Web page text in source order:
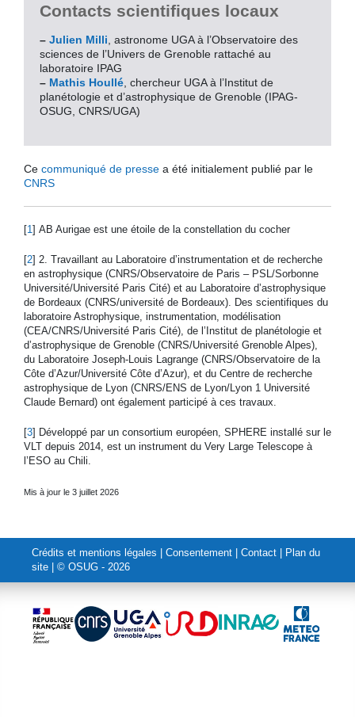
Contacts scientifiques locaux
– Julien Milli , astronome UGA à l’Observatoire des
sciences de l’Univers de Grenoble rattaché au
laboratoire IPAG
– Mathis Houllé , chercheur UGA à l’Institut de
planétologie et d’astrophysique de Grenoble (IPAG-
OSUG, CNRS/UGA)
Ce communiqué de presse a été initialement publié par le
CNRS
[1 ] AB Aurigae est une étoile de la constellation du cocher
[2] 2. Travaillant au Laboratoire d’instrumentation et de recherche
en astrophysique (CNRS/Observatoire de Paris – PSL/Sorbonne
Université/Université Paris Cité) et au Laboratoire d’astrophysique
de Bordeaux (CNRS/université de Bordeaux). Des scientifiques du
laboratoire Astrophysique, instrumentation, modélisation
(CEA/CNRS/Université Paris Cité), de l’Institut de planétologie et
d’astrophysique de Grenoble (CNRS/Université Grenoble Alpes),
du Laboratoire Joseph-Louis Lagrange (CNRS/Observatoire de la
Côte d’Azur/Université Côte d’Azur), et du Centre de recherche
astrophysique de Lyon (CNRS/ENS de Lyon/Lyon 1 Université
Claude Bernard) ont également participé à ces travaux.
[3] Développé par un consortium européen, SPHERE installé sur le
VLT depuis 2014, est un instrument du Very Large Telescope à
l’ESO au Chili.
Mis à jour le 3 juillet 2026
Crédits et mentions légales Consentement Contact
Plan du
site | © OSUG - 2026